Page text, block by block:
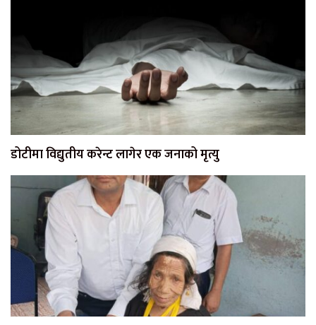
डोटीमा विद्युतीय करेन्ट लागेर एक जनाको मृत्यु